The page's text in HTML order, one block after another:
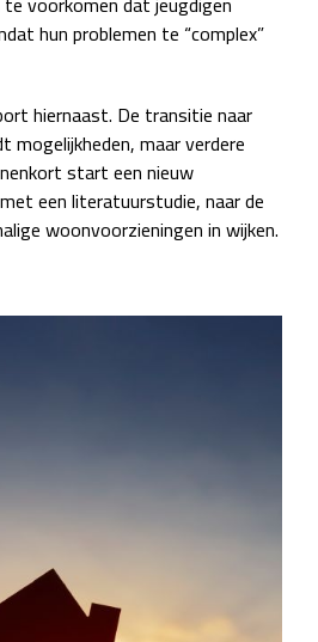
hun problemen te “complex”
hiernaast. De transitie naar
mogelijkheden, maar verdere
start een nieuw
een literatuurstudie, naar de
woonvoorzieningen in wijken.